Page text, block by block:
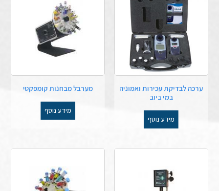
ערכה לבדיקת עכירות ואמוניה
במי ביוב
מידע נוסף
מערבל מבחנות קומפקטי
מידע נוסף